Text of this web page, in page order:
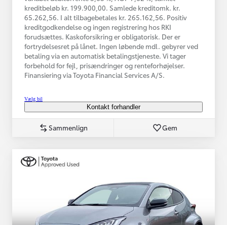
kreditbeløb kr. 199.900,00. Samlede kreditomk. kr.
65.262,56. I alt tilbagebetales kr. 265.162,56. Positiv
kreditgodkendelse og ingen registrering hos RKI
forudsættes. Kaskoforsikring er obligatorisk. Der er
fortrydelsesret på lånet. Ingen løbende mdl. gebyrer ved
betaling via en automatisk betalingstjeneste. Vi tager
forbehold for fejl, prisændringer og renteforhøjelser.
Finansiering via Toyota Financial Services A/S.
Vælg bil
Kontakt forhandler
Sammenlign Gem